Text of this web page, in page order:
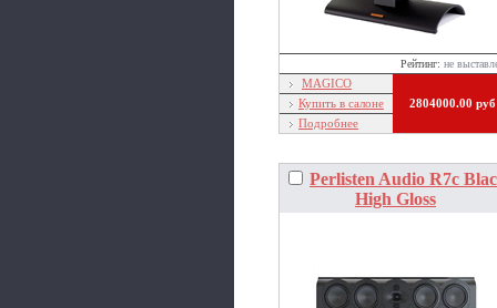
Рейтинг: не
MAGICO
2804000.00 руб
Купить в салоне
Подробнее
Perlisten Audio R7c
High Gloss